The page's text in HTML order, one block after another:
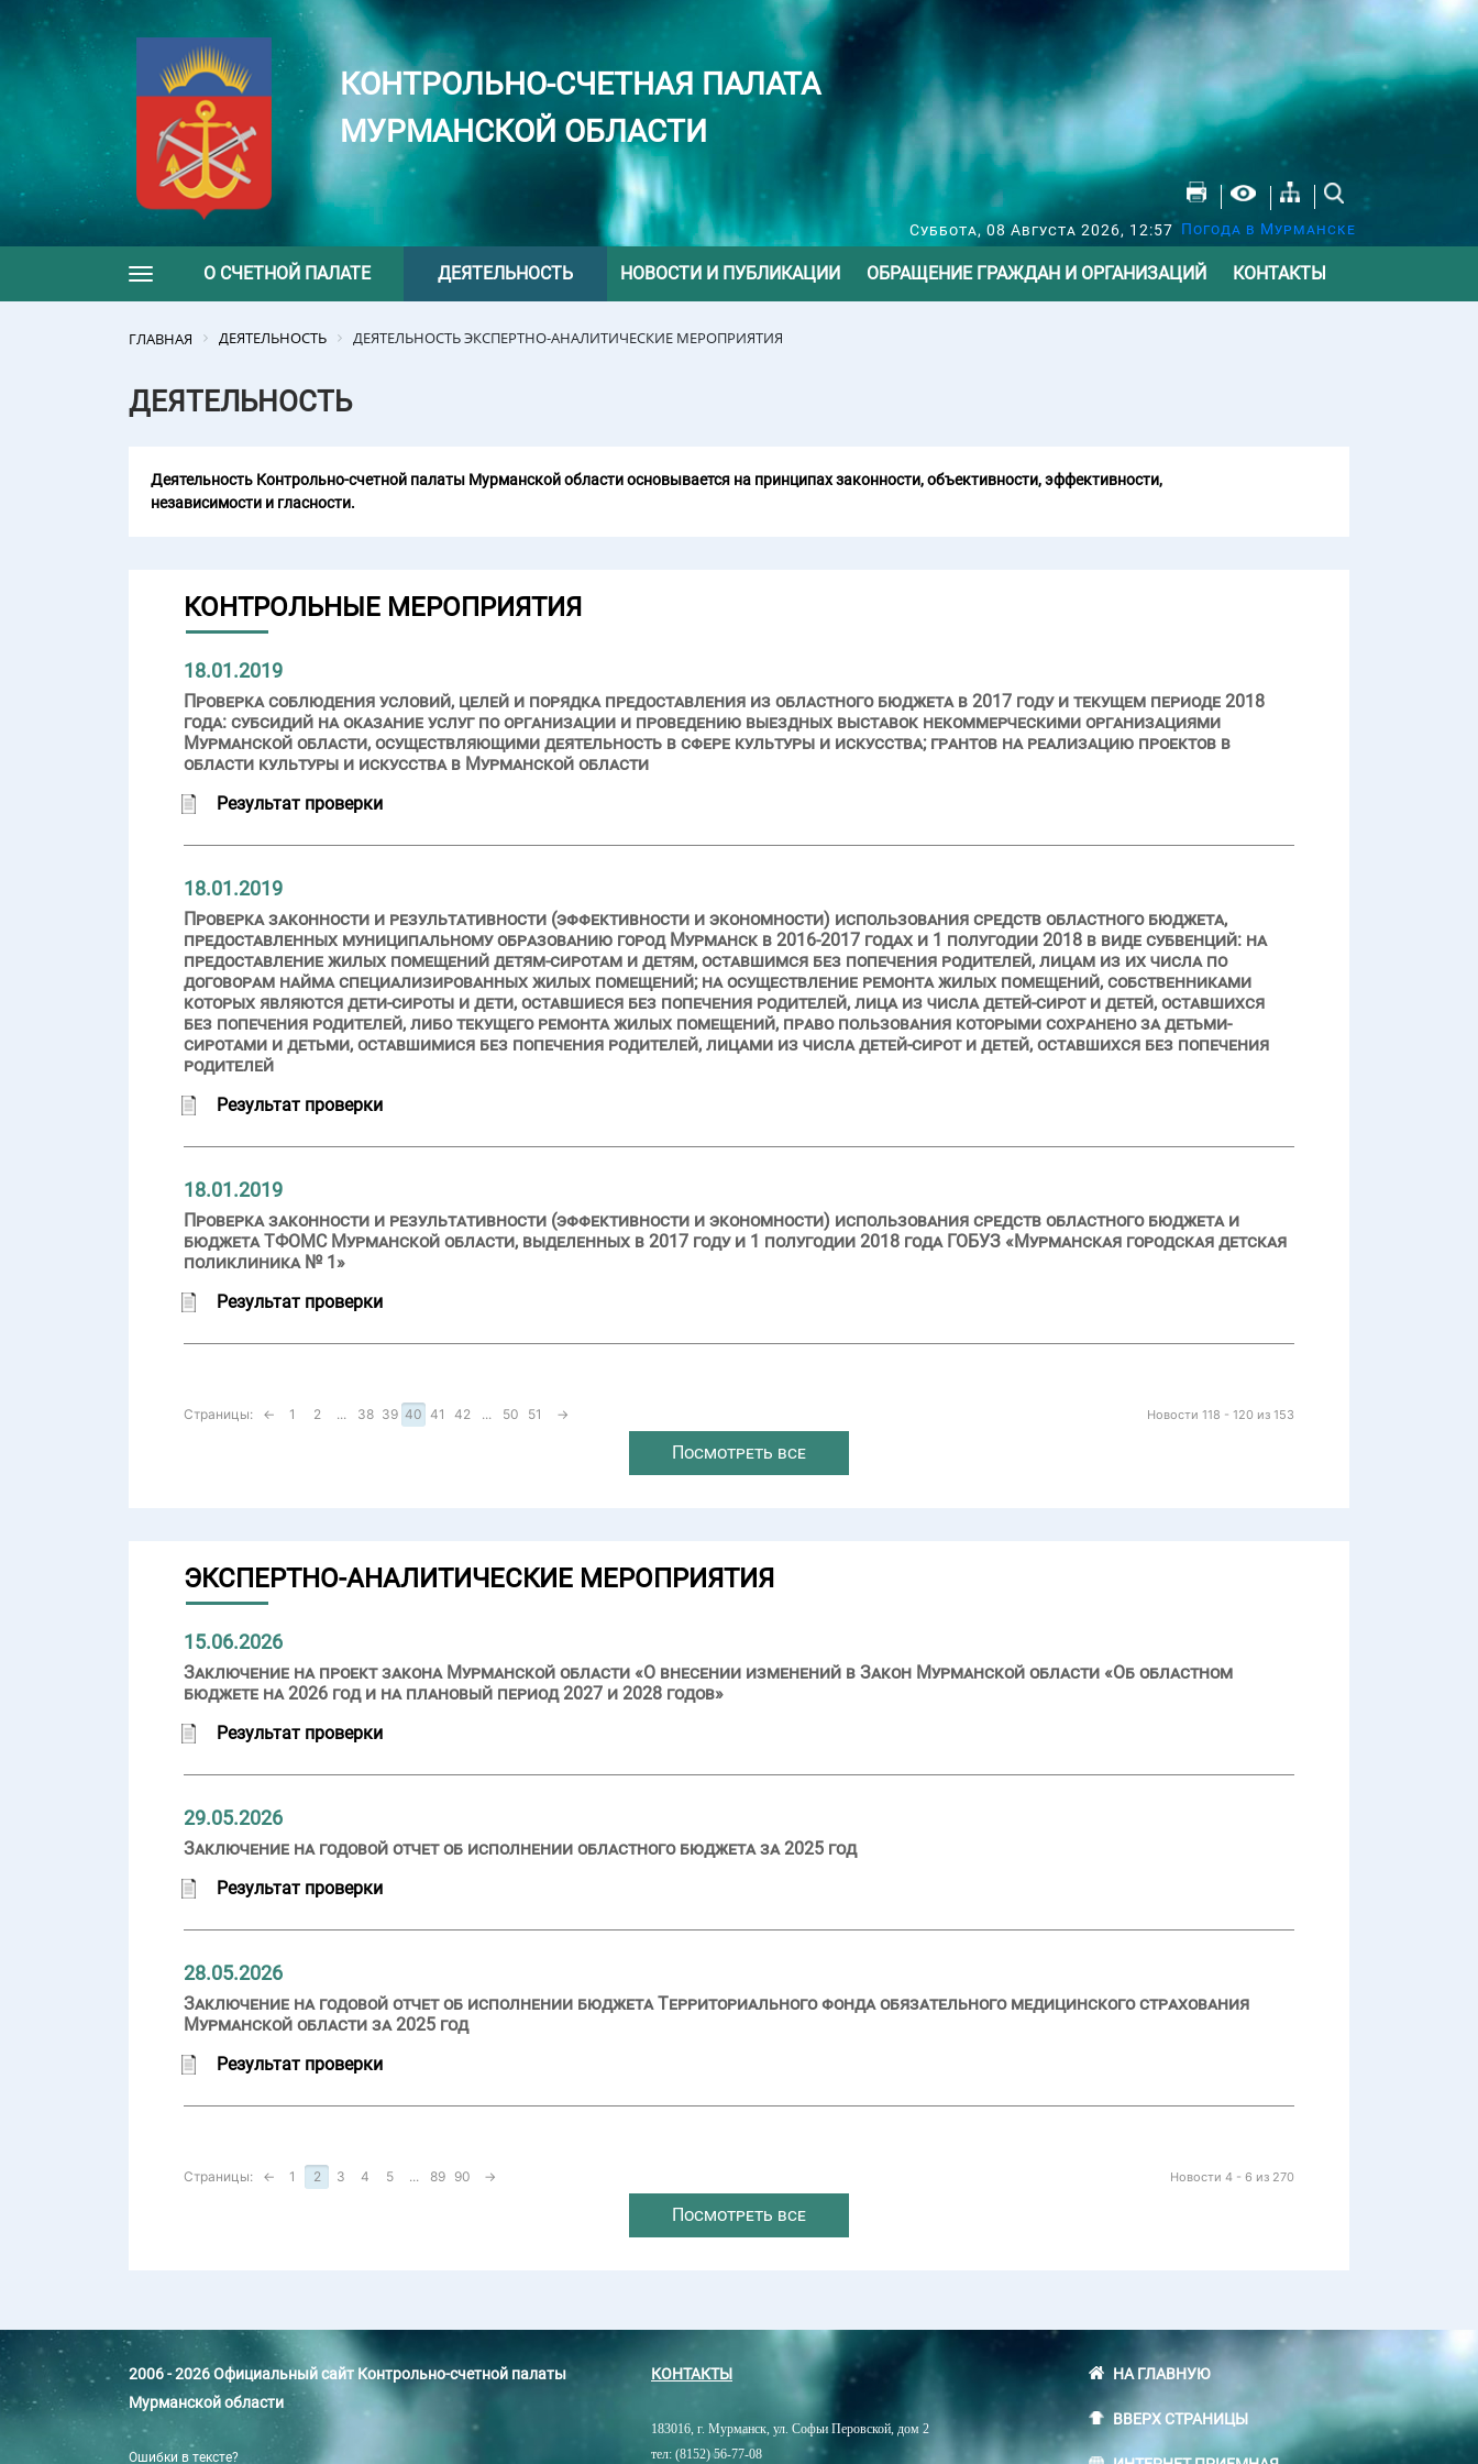
КОНТРОЛЬНО-СЧЕТНАЯ ПАЛАТА
МУРМАНСКОЙ ОБЛАСТИ
Суббота, 08 Августа 2026, 12:57 Погода в Мурманске
Toggle navigation
О СЧЕТНОЙ ПАЛАТЕ ДЕЯТЕЛЬНОСТЬ НОВОСТИ И ПУБЛИКАЦИИ ОБРАЩЕНИЕ ГРАЖДАН И ОРГАНИЗАЦИЙ КОНТАКТЫ
ГЛАВНАЯ ДЕЯТЕЛЬНОСТЬ ДЕЯТЕЛЬНОСТЬ ЭКСПЕРТНО-АНАЛИТИЧЕСКИЕ МЕРОПРИЯТИЯ
ДЕЯТЕЛЬНОСТЬ
Деятельность Контрольно-счетной палаты Мурманской области основывается на принципах законности, объективности, эффективности,
независимости и гласности.
КОНТРОЛЬНЫЕ МЕРОПРИЯТИЯ
18.01.2019
Проверка соблюдения условий, целей и порядка предоставления из областного бюджета в 2017 году и текущем периоде 2018
года: субсидий на оказание услуг по организации и проведению выездных выставок некоммерческими организациями
Мурманской области, осуществляющими деятельность в сфере культуры и искусства; грантов на реализацию проектов в
области культуры и искусства в Мурманской области
Результат проверки
18.01.2019
Проверка законности и результативности (эффективности и экономности) использования средств областного бюджета,
предоставленных муниципальному образованию город Мурманск в 2016-2017 годах и 1 полугодии 2018 в виде субвенций: на
предоставление жилых помещений детям-сиротам и детям, оставшимся без попечения родителей, лицам из их числа по
договорам найма специализированных жилых помещений; на осуществление ремонта жилых помещений, собственниками
которых являются дети-сироты и дети, оставшиеся без попечения родителей, лица из числа детей-сирот и детей, оставшихся
без попечения родителей, либо текущего ремонта жилых помещений, право пользования которыми сохранено за детьми-
сиротами и детьми, оставшимися без попечения родителей, лицами из числа детей-сирот и детей, оставшихся без попечения
родителей
Результат проверки
18.01.2019
Проверка законности и результативности (эффективности и экономности) использования средств областного бюджета и
бюджета ТФОМС Мурманской области, выделенных в 2017 году и 1 полугодии 2018 года ГОБУЗ «Мурманская городская детская
поликлиника № 1»
Результат проверки
Новости 118 - 120 из 153
Страницы: ← 1 2 ... 38 39 40 41 42 ... 50 51 →
Посмотреть все
ЭКСПЕРТНО-АНАЛИТИЧЕСКИЕ МЕРОПРИЯТИЯ
15.06.2026
Заключение на проект закона Мурманской области «О внесении изменений в Закон Мурманской области «Об областном
бюджете на 2026 год и на плановый период 2027 и 2028 годов»
Результат проверки
29.05.2026
Заключение на годовой отчет об исполнении областного бюджета за 2025 год
Результат проверки
28.05.2026
Заключение на годовой отчет об исполнении бюджета Территориального фонда обязательного медицинского страхования
Мурманской области за 2025 год
Результат проверки
Новости 4 - 6 из 270
Страницы: ← 1 2 3 4 5 ... 89 90 →
Посмотреть все
2006 - 2026 Официальный сайт Контрольно-счетной палаты
Мурманской области
Ошибки в тексте?
КОНТАКТЫ
183016, г. Мурманск, ул. Софьи Перовской, дом 2
тел: (8152) 56-77-08
НА ГЛАВНУЮ
ВВЕРХ СТРАНИЦЫ